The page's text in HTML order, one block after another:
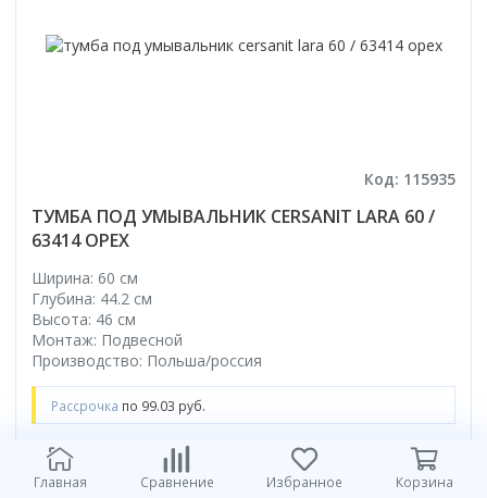
Код: 115935
ТУМБА ПОД УМЫВАЛЬНИК CERSANIT LARA 60 /
63414 ОРЕХ
Ширина: 60 см
Глубина: 44.2 см
Высота: 46 см
Монтаж: Подвесной
Производство: Польша/россия
Рассрочка по 99.03 руб.
792.26
Главная Сравнение Избранное Корзина